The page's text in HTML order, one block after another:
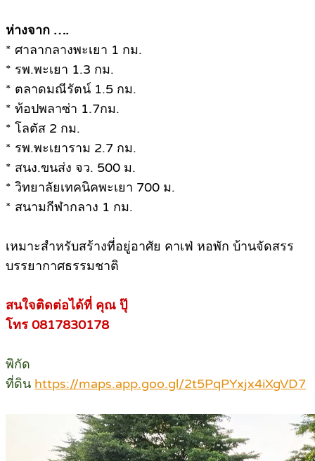
ห่างจาก ….
* ศาลากลางพะเยา 1 กม.
* รพ.พะเยา 1.3 กม.
* ตลาดมณีรัตน์ 1.5 กม.
* ท้อปพลาซ่า 1.7กม.
* โลตัส 2 กม.
* รพ.พะเยาราม 2.7 กม.
* สนง.ขนส่ง จว. 500 ม.
* วิทยาลัยเทคนิคพะเยา 700 ม.
* สนามกีฬากลาง 1 กม.
เหมาะสำหรับสร้างที่อยู่อาศัย คาเฟ่ หอพัก บ้านจัดสรร
บรรยากาศธรรมชาติ
สนใจติดต่อได้ที่ คุณ ปุ๊
โทร 0817830178
พิกัด
ที่ดิน https://maps.app.goo.gl/2t5PqPYxjx4iXgVD7